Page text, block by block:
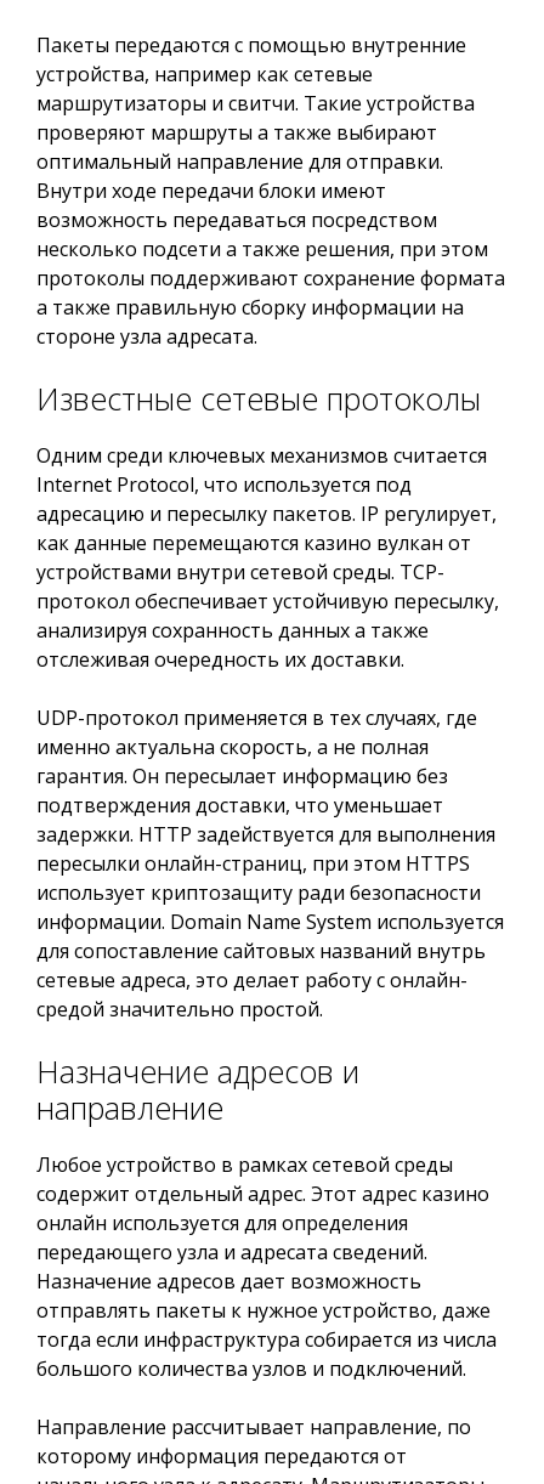
Пакеты передаются с помощью внутренние
устройства, например как сетевые
маршрутизаторы и свитчи. Такие устройства
проверяют маршруты а также выбирают
оптимальный направление для отправки.
Внутри ходе передачи блоки имеют
возможность передаваться посредством
несколько подсети а также решения, при этом
протоколы поддерживают сохранение формата
а также правильную сборку информации на
стороне узла адресата.
Известные сетевые протоколы
Одним среди ключевых механизмов считается
Internet Protocol, что используется под
адресацию и пересылку пакетов. IP регулирует,
как данные перемещаются казино вулкан от
устройствами внутри сетевой среды. TCP-
протокол обеспечивает устойчивую пересылку,
анализируя сохранность данных а также
отслеживая очередность их доставки.
UDP-протокол применяется в тех случаях, где
именно актуальна скорость, а не полная
гарантия. Он пересылает информацию без
подтверждения доставки, что уменьшает
задержки. HTTP задействуется для выполнения
пересылки онлайн-страниц, при этом HTTPS
использует криптозащиту ради безопасности
информации. Domain Name System используется
для сопоставление сайтовых названий внутрь
сетевые адреса, это делает работу с онлайн-
средой значительно простой.
Назначение адресов и
направление
Любое устройство в рамках сетевой среды
содержит отдельный адрес. Этот адрес казино
онлайн используется для определения
передающего узла и адресата сведений.
Назначение адресов дает возможность
отправлять пакеты к нужное устройство, даже
тогда если инфраструктура собирается из числа
большого количества узлов и подключений.
Направление рассчитывает направление, по
которому информация передаются от